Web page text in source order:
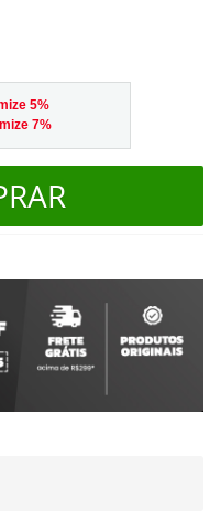
5%
7%